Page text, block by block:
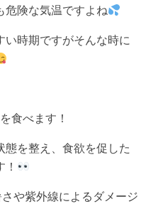
危険な気温ですよね
い時期ですがそんな時に
食べます！
態を整え、食欲を促した
や紫外線によるダメージ